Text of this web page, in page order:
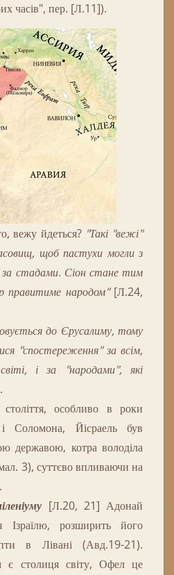
часів", пер. [Л.11]).
вежу йдеться? "Такі "вежі"
щоб пастухи могли з
стадами. Сіон стане тим
правитиме народом" [Л.24,
до Єрусалиму, тому
"спостереження" за всім,
і за "народами", які
особливо в роки
Соломона, Йісраель був
державою, котра володіла
3), суттєво впливаючи на
[Л.20, 21] Адонай
Ізраїлю, розширить його
в Лівані (Авд.19-21).
є столиця світу, Офел це